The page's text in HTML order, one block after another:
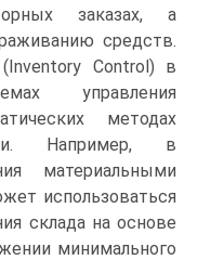
заказах, а
средств.
Control) в
управления
методах
Например, в
материальными
использоваться
склада на основе
минимального